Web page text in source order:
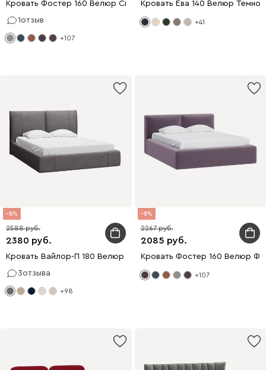
Кровать Фостер 160 Велюр Светло-серый
1отзыв
+107
Кровать Ева 140 Велюр Темно-
+41
8
2380
2588
Кровать Вайлор-П 180 Велюр Серый
3отзыва
+98
8
2085
2267
Кровать Фостер 160 Велюр
+107